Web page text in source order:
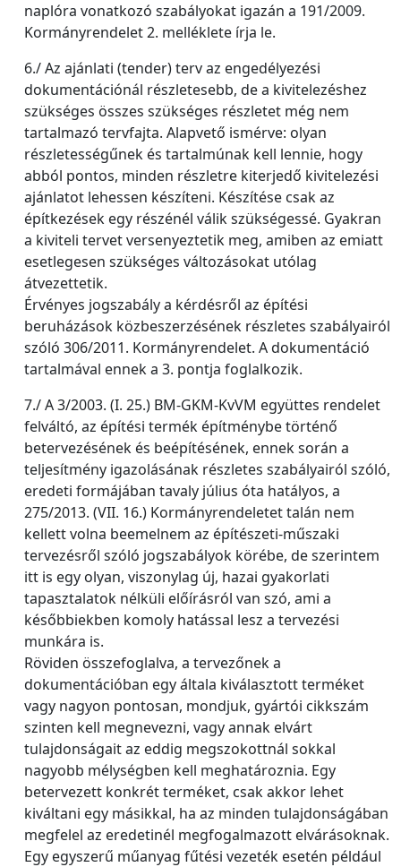
naplóra vonatkozó szabályokat igazán a 191/2009.
Kormányrendelet 2. melléklete írja le.
6./ Az ajánlati (tender) terv az engedélyezési
dokumentációnál részletesebb, de a kivitelezéshez
szükséges összes szükséges részletet még nem
tartalmazó tervfajta. Alapvető ismérve: olyan
részletességűnek és tartalmúnak kell lennie, hogy
abból pontos, minden részletre kiterjedő kivitelezési
ajánlatot lehessen készíteni. Készítése csak az
építkezések egy részénél válik szükségessé. Gyakran
a kiviteli tervet versenyeztetik meg, amiben az emiatt
esetlegesen szükséges változásokat utólag
átvezettetik.
Érvényes jogszabály a kérdésről az építési
beruházások közbeszerzésének részletes szabályairól
szóló 306/2011. Kormányrendelet. A dokumentáció
tartalmával ennek a 3. pontja foglalkozik.
7./ A 3/2003. (I. 25.) BM-GKM-KvVM együttes rendelet
felváltó, az építési termék építménybe történő
betervezésének és beépítésének, ennek során a
teljesítmény igazolásának részletes szabályairól szóló,
eredeti formájában tavaly július óta hatályos, a
275/2013. (VII. 16.) Kormányrendeletet talán nem
kellett volna beemelnem az építészeti-műszaki
tervezésről szóló jogszabályok körébe, de szerintem
itt is egy olyan, viszonylag új, hazai gyakorlati
tapasztalatok nélküli előírásról van szó, ami a
későbbiekben komoly hatással lesz a tervezési
munkára is.
Röviden összefoglalva, a tervezőnek a
dokumentációban egy általa kiválasztott terméket
vagy nagyon pontosan, mondjuk, gyártói cikkszám
szinten kell megnevezni, vagy annak elvárt
tulajdonságait az eddig megszokottnál sokkal
nagyobb mélységben kell meghatároznia. Egy
betervezett konkrét terméket, csak akkor lehet
kiváltani egy másikkal, ha az minden tulajdonságában
megfelel az eredetinél megfogalmazott elvárásoknak.
Egy egyszerű műanyag fűtési vezeték esetén például